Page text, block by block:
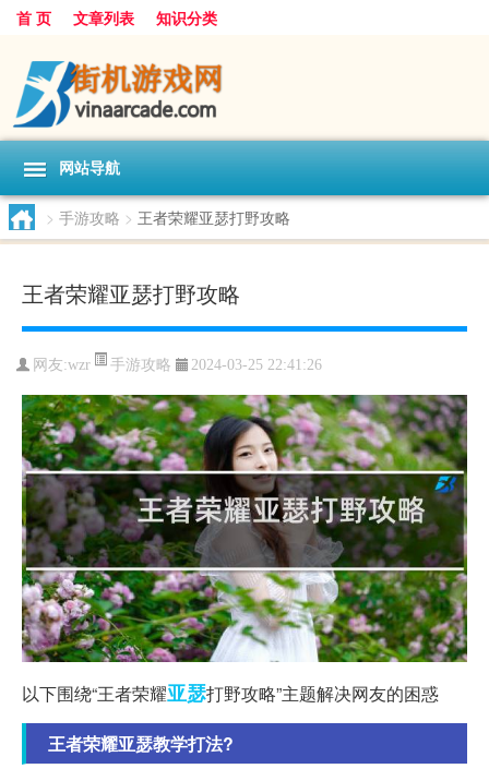
首 页 文章列表 知识分类
网站导航
> 手游攻略 > 王者荣耀亚瑟打野攻略
王者荣耀亚瑟打野攻略
网友:wzr 手游攻略 2024-03-25 22:41:26
以下围绕“王者荣耀亚瑟打野攻略”主题解决网友的困惑
王者荣耀亚瑟教学打法?